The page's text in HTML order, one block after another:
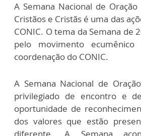
A Semana Nacional de
Cristãos e Cristãs é uma das
CONIC. O tema da Semana de
pelo movimento
coordenação do CONIC.
A Semana Nacional de
privilegiado de encontro e
oportunidade de
dos valores que estão